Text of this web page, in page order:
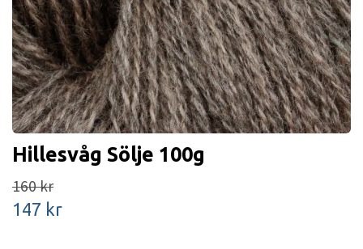
Hillesvåg Sölje 100g
160 kr
147 kr